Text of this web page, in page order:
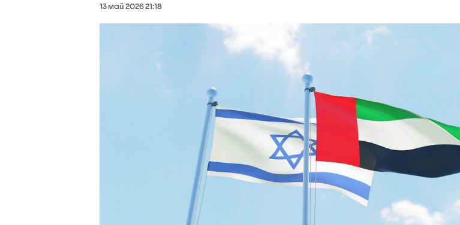
13 май 2026 21:18